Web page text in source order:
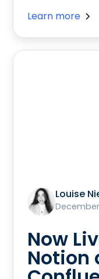
Learn more
Louise
Now
Notion